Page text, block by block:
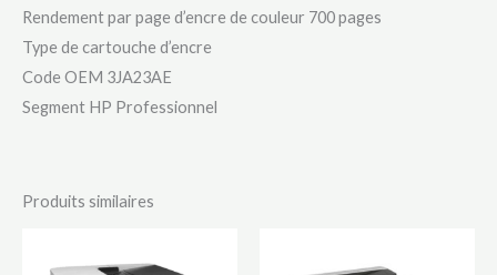
Rendement par page d’encre de couleur 700 pages
Type de cartouche d’encre
Code OEM 3JA23AE
Segment HP Professionnel
Produits similaires